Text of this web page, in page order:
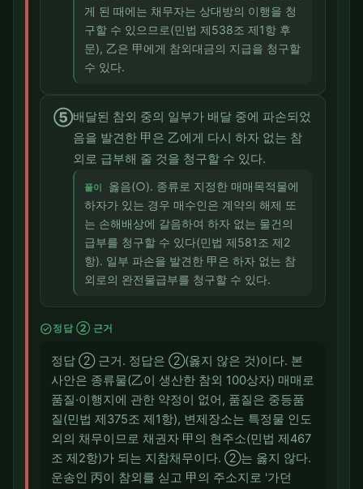
게 된 때에는 채무자는 상대방의 이행을 청
구할 수 있으므로(민법 제538조 제1항 후
문), 乙은 甲에게 참외대금의 지급을 청구할
수 있다.
⑤배달된 참외 중의 일부가 배달 중에 파손되었
음을 발견한 甲은 乙에게 다시 하자 없는 참
외로 급부해 줄 것을 청구할 수 있다.
풀이
옳음(○). 종류로 지정한 매매목적물에
하자가 있는 경우 매수인은 계약의 해제 또
는 손해배상에 갈음하여 하자 없는 물건의
급부를 청구할 수 있다(민법 제581조 제2
항). 일부 파손을 발견한 甲은 하자 없는 참
외로의 완전물급부를 청구할 수 있다.
check_circle정답 ② 근거
정답 ② 근거. 정답은 ②(옳지 않은 것)이다. 본
사안은 종류물(乙이 생산한 참외 100상자) 매매로
품질·이행지에 관한 약정이 없어, 품질은 중등품
질(민법 제375조 제1항), 변제장소는 특정물 인도
외의 채무이므로 채권자 甲의 현주소(민법 제467
조 제2항)가 되는 지참채무이다. ②는 옳지 않다.
운송인 丙이 참외를 싣고 甲의 주소지로 '가던